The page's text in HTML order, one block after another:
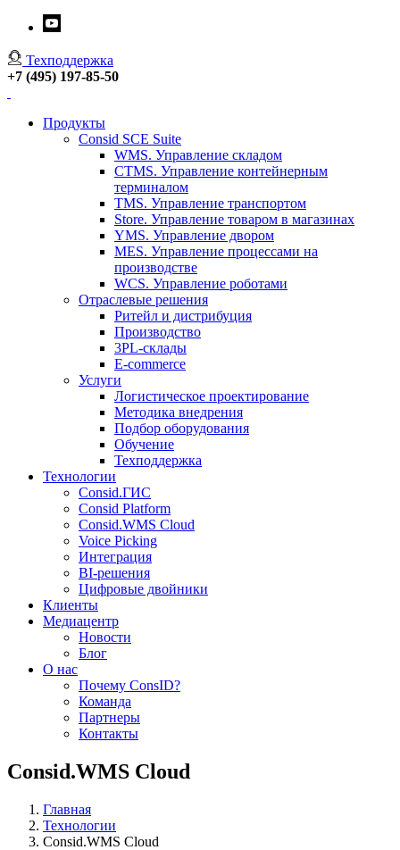
Техподдержка
+7 (495) 197-85-50
Продукты
Consid SCE Suite
WMS. Управление складом
CTMS. Управление контейнерным
терминалом
TMS. Управление транспортом
Store. Управление товаром в магазинах
YMS. Управление двором
MES. Управление процессами на
производстве
WCS. Управление роботами
Отраслевые решения
Ритейл и дистрибуция
Производство
3PL-склады
E-commerce
Услуги
Логистическое проектирование
Методика внедрения
Подбор оборудования
Обучение
Техподдержка
Технологии
Consid.ГИС
Consid Platform
Consid.WMS Cloud
Voice Picking
Интеграция
BI-решения
Цифровые двойники
Клиенты
Медиацентр
Новости
Блог
О нас
Почему ConsID?
Команда
Партнеры
Контакты
Consid.WMS Cloud
Главная
Технологии
Consid.WMS Cloud